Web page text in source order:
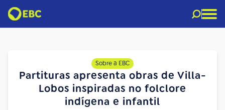
Sobre a EBC
Partituras apresenta obras de Villa-
Lobos inspiradas no folclore
indígena e infantil